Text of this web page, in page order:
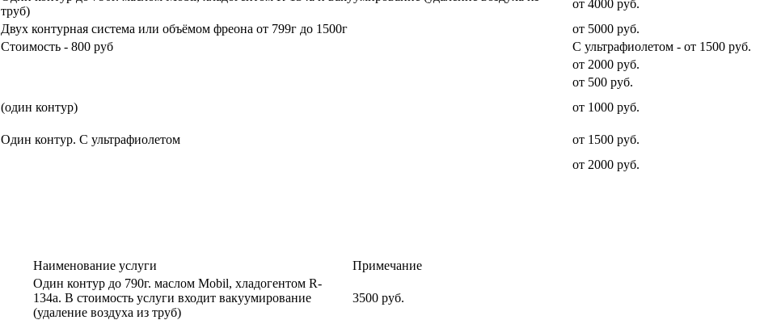
труб)
от 4000 руб.
Двух контурная система или объёмом фреона от 799г до 1500г
от 5000 руб.
Стоимость - 800 руб
С ультрафиолетом - от 1500 руб.
от 2000 руб.
от 500 руб.
(один контур)
от 1000 руб.
Один контур. С ультрафиолетом
от 1500 руб.
от 2000 руб.
Наименование услуги Примечание
Один контур до 790г. маслом Mobil, хладогентом R-
134a. В стоимость услуги входит вакуумирование
(удаление воздуха из труб)
3500 руб.